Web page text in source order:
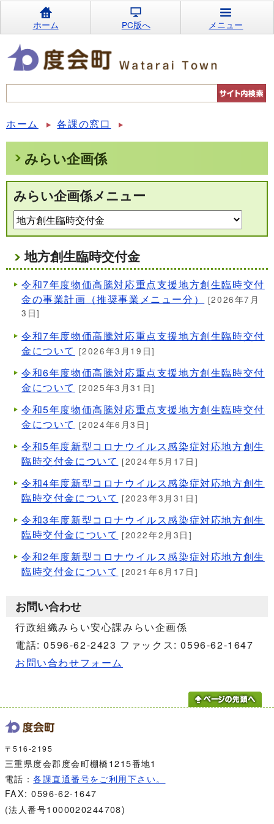
ホーム PC版へ メニュー
ホーム 各課の窓口
みらい企画係
みらい企画係メニュー
地方創生臨時交付金
令和7年度物価高騰対応重点支援地方創生臨時交付
金の事業計画（推奨事業メニュー分）
[2026年7月
3日]
令和7年度物価高騰対応重点支援地方創生臨時交付
金について [2026年3月19日]
令和6年度物価高騰対応重点支援地方創生臨時交付
金について [2025年3月31日]
令和5年度物価高騰対応重点支援地方創生臨時交付
金について [2024年6月3日]
令和5年度新型コロナウイルス感染症対応地方創生
臨時交付金について [2024年5月17日]
令和4年度新型コロナウイルス感染症対応地方創生
臨時交付金について [2023年3月31日]
令和3年度新型コロナウイルス感染症対応地方創生
臨時交付金について [2022年2月3日]
令和2年度新型コロナウイルス感染症対応地方創生
臨時交付金について [2021年6月17日]
お問い合わせ
行政組織みらい安心課みらい企画係
電話: 0596-62-2423 ファックス: 0596-62-1647
お問い合わせフォーム
〒516-2195
三重県度会郡度会町棚橋1215番地1
電話：各課直通番号をご利用下さい。
FAX: 0596-62-1647
(法人番号1000020244708)